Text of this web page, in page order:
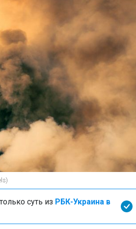
суть из РБК-Украина в